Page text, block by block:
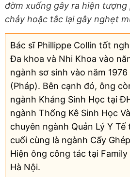
đờm xuống gây ra hiện tượng
chảy hoặc tắc lại gây nghẹt
Bác sĩ Phillippe Collin tốt
Đa khoa và Nhi Khoa vào
ngành sơ sinh vào năm
(Pháp). Bên cạnh đó, ông
ngành Kháng Sinh Học tại
ngành Thống Kê Sinh Học
chuyên ngành Quản Lý Y Tế
cuối cùng là ngành Cấy
Hiện ông công tác tại
Hà Nội.